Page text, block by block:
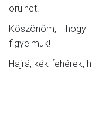
örülhet!
Köszönöm,
figyelmük!
Hajrá, kék-fehérek,